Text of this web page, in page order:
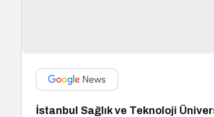
İstanbul Sağlık ve Teknoloji